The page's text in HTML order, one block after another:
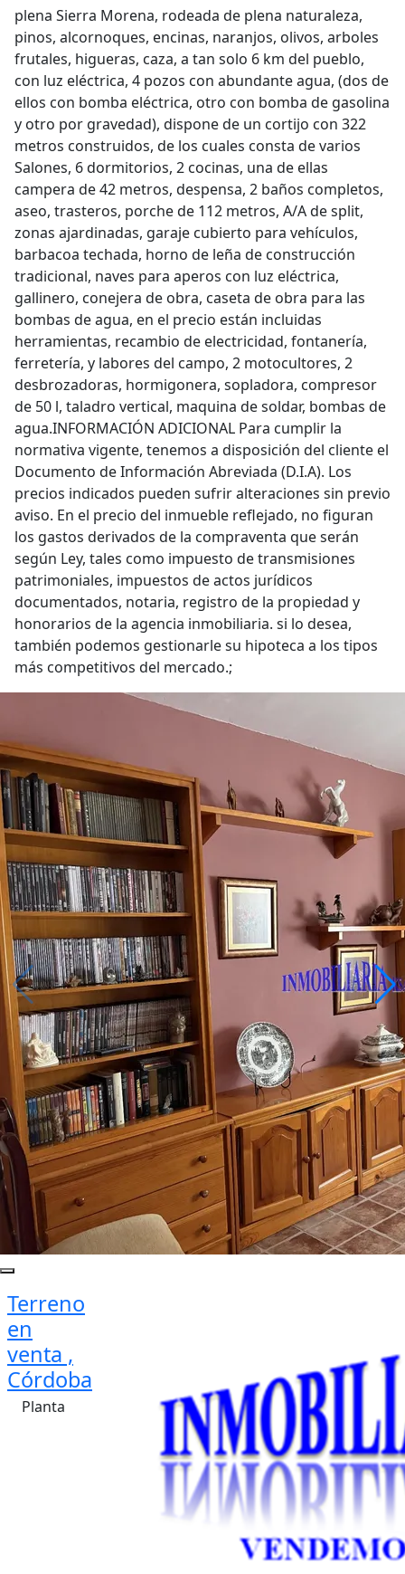
plena Sierra Morena, rodeada de plena naturaleza,
pinos, alcornoques, encinas, naranjos, olivos, arboles
frutales, higueras, caza, a tan solo 6 km del pueblo,
con luz eléctrica, 4 pozos con abundante agua, (dos de
ellos con bomba eléctrica, otro con bomba de gasolina
y otro por gravedad), dispone de un cortijo con 322
metros construidos, de los cuales consta de varios
Salones, 6 dormitorios, 2 cocinas, una de ellas
campera de 42 metros, despensa, 2 baños completos,
aseo, trasteros, porche de 112 metros, A/A de split,
zonas ajardinadas, garaje cubierto para vehículos,
barbacoa techada, horno de leña de construcción
tradicional, naves para aperos con luz eléctrica,
gallinero, conejera de obra, caseta de obra para las
bombas de agua, en el precio están incluidas
herramientas, recambio de electricidad, fontanería,
ferretería, y labores del campo, 2 motocultores, 2
desbrozadoras, hormigonera, sopladora, compresor
de 50 l, taladro vertical, maquina de soldar, bombas de
agua.INFORMACIÓN ADICIONAL Para cumplir la
normativa vigente, tenemos a disposición del cliente el
Documento de Información Abreviada (D.I.A). Los
precios indicados pueden sufrir alteraciones sin previo
aviso. En el precio del inmueble reflejado, no figuran
los gastos derivados de la compraventa que serán
según Ley, tales como impuesto de transmisiones
patrimoniales, impuestos de actos jurídicos
documentados, notaria, registro de la propiedad y
honorarios de la agencia inmobiliaria. si lo desea,
también podemos gestionarle su hipoteca a los tipos
más competitivos del mercado.;
Terreno
en
venta ,
Córdoba
Planta